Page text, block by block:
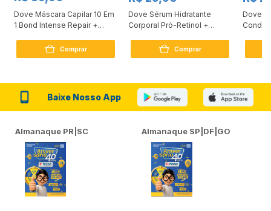
Dove Máscara Capilar 10 Em
1 Bond Intense Repair +
Comprar
Dove Sérum Hidratante
Corporal Pró-Retinol +
Comprar
Dove
Baixe Nosso App
Almanaque PR|SC Almanaque SP|DF|GO